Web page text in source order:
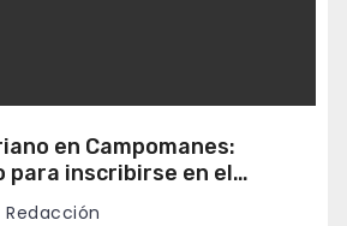
en Campomanes:
para inscribirse en el
Redacción